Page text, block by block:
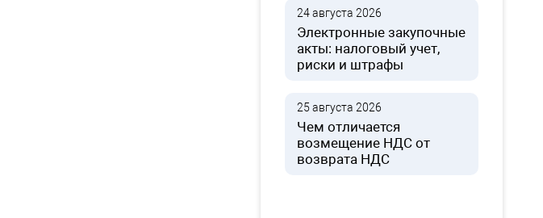
24 августа 2026
Электронные закупочные
акты: налоговый учет,
риски и штрафы
25 августа 2026
Чем отличается
возмещение НДС от
возврата НДС